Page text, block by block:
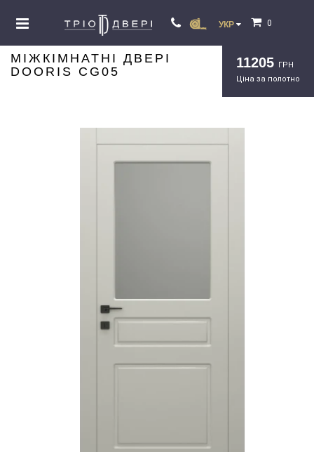
УКР 0
МІЖКІМНАТНІ ДВЕРІ
DOORIS CG05
11205 ГРН
Ціна за полотно